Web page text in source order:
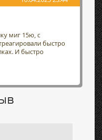
миг 15ю, с
быстро
И быстро